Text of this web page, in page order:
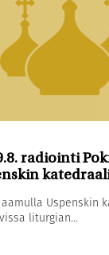
radiointi
Uspenskin
liturgian...